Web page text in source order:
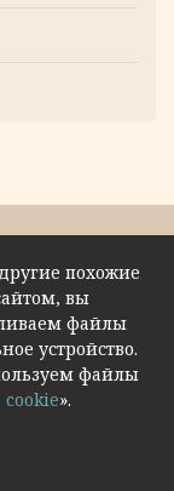
похожие
вы
файлы
устройство.
файлы
».